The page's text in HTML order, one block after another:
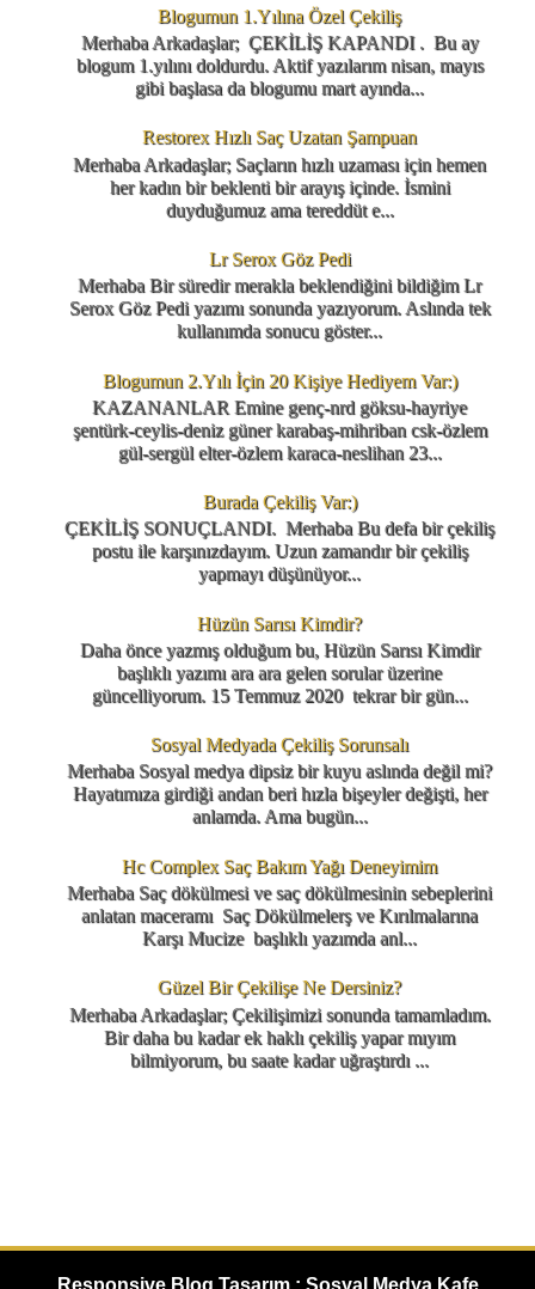
Blogumun 1.Yılına Özel Çekiliş
Merhaba Arkadaşlar; ÇEKİLİŞ KAPANDI . Bu ay
blogum 1.yılını doldurdu. Aktif yazılarım nisan, mayıs
gibi başlasa da blogumu mart ayında...
Restorex Hızlı Saç Uzatan Şampuan
Merhaba Arkadaşlar; Saçların hızlı uzaması için hemen
her kadın bir beklenti bir arayış içinde. İsmini
duyduğumuz ama tereddüt e...
Lr Serox Göz Pedi
Merhaba Bir süredir merakla beklendiğini bildiğim Lr
Serox Göz Pedi yazımı sonunda yazıyorum. Aslında tek
kullanımda sonucu göster...
Blogumun 2.Yılı İçin 20 Kişiye Hediyem Var:)
KAZANANLAR Emine genç-nrd göksu-hayriye
şentürk-ceylis-deniz güner karabaş-mihriban csk-özlem
gül-sergül elter-özlem karaca-neslihan 23...
Burada Çekiliş Var:)
ÇEKİLİŞ SONUÇLANDI. Merhaba Bu defa bir çekiliş
postu ile karşınızdayım. Uzun zamandır bir çekiliş
yapmayı düşünüyor...
Hüzün Sarısı Kimdir?
Daha önce yazmış olduğum bu, Hüzün Sarısı Kimdir
başlıklı yazımı ara ara gelen sorular üzerine
güncelliyorum. 15 Temmuz 2020 tekrar bir gün...
Sosyal Medyada Çekiliş Sorunsalı
Merhaba Sosyal medya dipsiz bir kuyu aslında değil mi?
Hayatımıza girdiği andan beri hızla bişeyler değişti, her
anlamda. Ama bugün...
Hc Complex Saç Bakım Yağı Deneyimim
Merhaba Saç dökülmesi ve saç dökülmesinin sebeplerini
anlatan maceramı Saç Dökülmelerş ve Kırılmalarına
Karşı Mucize başlıklı yazımda anl...
Güzel Bir Çekilişe Ne Dersiniz?
Merhaba Arkadaşlar; Çekilişimizi sonunda tamamladım.
Bir daha bu kadar ek haklı çekiliş yapar mıyım
bilmiyorum, bu saate kadar uğraştırdı ...
Responsive Blog Tasarım : Sosyal Medya Kafe